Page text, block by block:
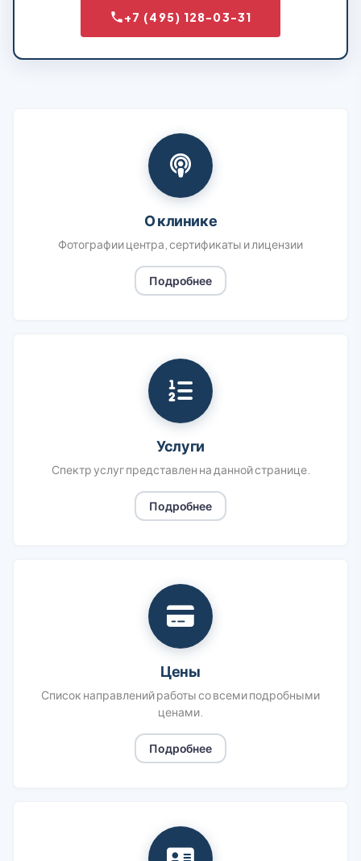
+7 (495) 128-03-31
О клинике
Фотографии центра, сертификаты и лицензии
Подробнее
Услуги
Спектр услуг представлен на данной странице.
Подробнее
Цены
Список направлений работы со всеми подробными
ценами.
Подробнее